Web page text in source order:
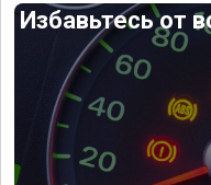
Избавьтесь от